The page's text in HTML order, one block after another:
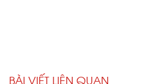
BÀI VIẾT LIÊN QUAN